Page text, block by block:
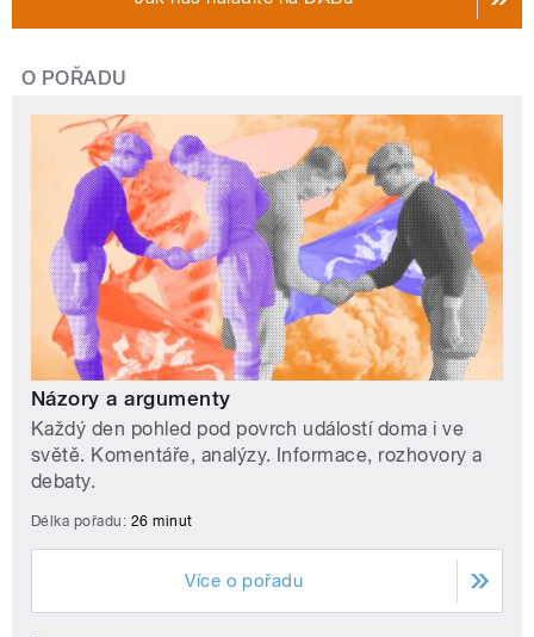
O POŘADU
Názory a argumenty
Každý den pohled pod povrch událostí doma i ve
světě. Komentáře, analýzy. Informace, rozhovory a
debaty.
Délka pořadu: 26 minut
Více o pořadu